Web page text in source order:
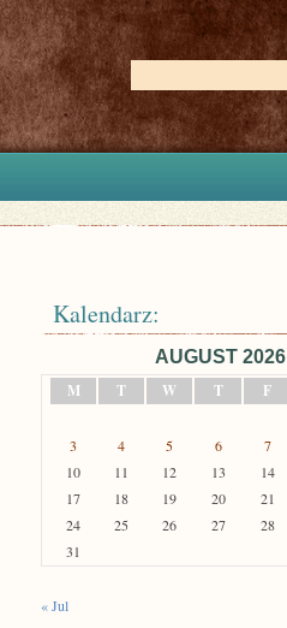
Kalendarz:
AUGUST 2026
M
T W T F
3
4 5 6 7
10
11 12 13 14
17
18 19 20 21
24
25 26 27 28
31
« Jul